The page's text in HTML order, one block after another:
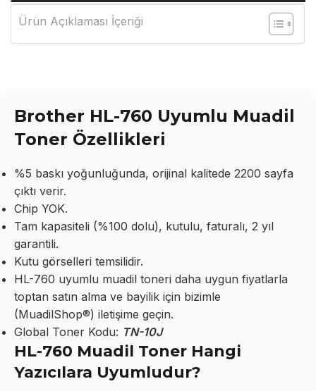
Ürün Açıklaması İçeriği
Brother HL-760 Uyumlu Muadil
Toner Özellikleri
%5 baskı yoğunluğunda, orijinal kalitede 2200 sayfa
çıktı verir.
Chip YOK.
Tam kapasiteli (%100 dolu), kutulu, faturalı, 2 yıl
garantili.
Kutu görselleri temsilidir.
HL-760 uyumlu muadil toneri daha uygun fiyatlarla
toptan satın alma ve bayilik için bizimle
(MuadilShop®) iletişime geçin.
Global Toner Kodu: TN-10J
HL-760 Muadil Toner Hangi
Yazıcılara Uyumludur?